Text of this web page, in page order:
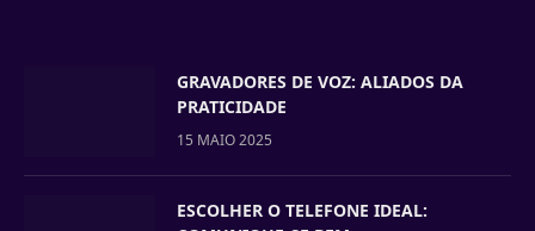
GRAVADORES DE VOZ: ALIADOS DA
PRATICIDADE
15 MAIO 2025
ESCOLHER O TELEFONE IDEAL: